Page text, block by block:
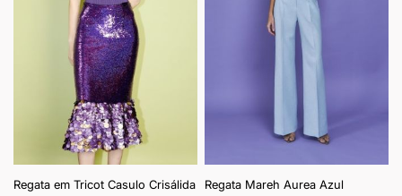
Regata em Tricot Casulo Crisálida
Regata Mareh Aurea Azul